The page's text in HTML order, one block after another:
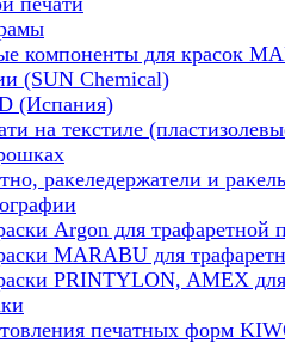
компоненты для красок
(SUN Chemical)
(Испания)
на текстиле
ракеледержатели и
Argon для трафаретной
MARABU для
PRINTYLON, AMEX
печатных форм